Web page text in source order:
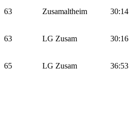
63 Zusamaltheim 30:14
63 LG Zusam 30:16
65 LG Zusam 36:53